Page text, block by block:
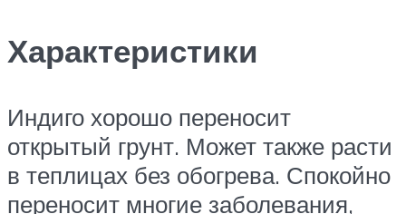
Характеристики
Индиго хорошо переносит
открытый грунт. Может также расти
в теплицах без обогрева. Спокойно
переносит многие заболевания,